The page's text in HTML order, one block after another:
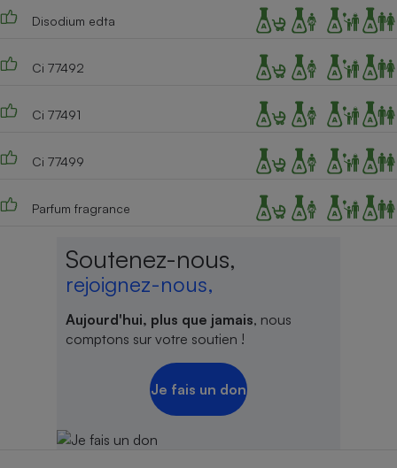
Disodium edta
Ci 77492
Ci 77491
Ci 77499
Parfum fragrance
Soutenez-nous,
rejoignez-nous,
Aujourd'hui, plus que jamais, nous
comptons sur votre soutien !
Je fais un don